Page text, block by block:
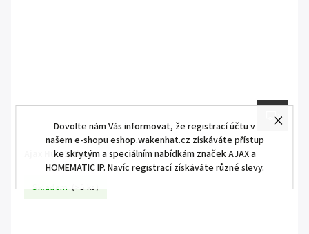
Dovolte nám Vás informovat, že registrací účtu v
našem e-shopu eshop.wakenhat.cz získáváte přístup
ke skrytým a speciálním nabídkám značek AJAX a
HOMEMATIC IP. Navíc registrací získáváte různé slevy.
Ajax Hub 2 Plus
Skladem (>5 ks)